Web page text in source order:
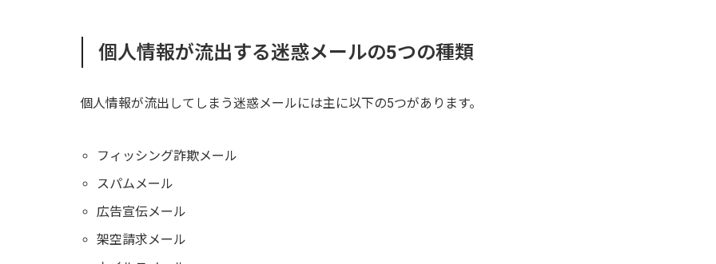
個人情報が流出する迷惑メールの5つの種類
個人情報が流出してしまう迷惑メールには主に以下の5つがあります。
フィッシング詐欺メール
スパムメール
広告宣伝メール
架空請求メール